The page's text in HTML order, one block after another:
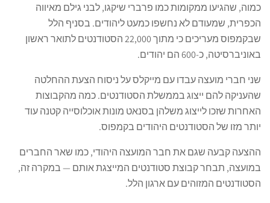
כמוה, שהגיעו ממקומות כמו פרברי שיקגו, לבני גילם מאיווה
הכפרית, שמעודם לא נחשפו כמעט ליהודים. בסניף הלל
שבקמפוס מעריכים כי מתוך 22,000 הסטודנטים לתואר ראשון
באוניברסיטה, כ-600 הם יהודים.
שני חברי מועצה עבדו עם מייקלס על ניסוח הצעת ההחלטה
שהעניקה להם ייצוג בממשלת הסטודנטים. כמה מהקבוצות
האחרות שזכו לייצוג משלהן בסנאט מונות אוכלוסייה קטנה עוד
יותר מזו של הסטודנטים היהודים בקמפוס.
ההצעה קבעה שגם את חבר המועצה היהודי, כמו שאר החברים
במועצה, תבחר קבוצת סטודנטים המייצגת אותם — במקרה זה,
הסטודנטים המזוהים עם ארגון הלל.